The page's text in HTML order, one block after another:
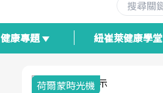
健康專題 紐崔萊健康學堂
荷爾蒙時光機